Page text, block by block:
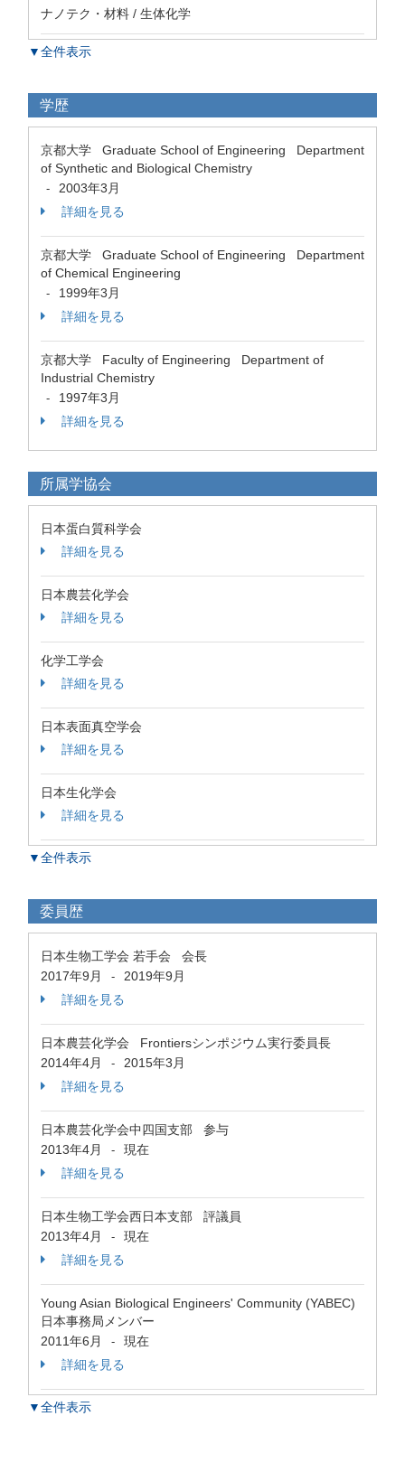
ナノテク・材料 / 生体化学
▼全件表示
学歴
京都大学 Graduate School of Engineering Department
of Synthetic and Biological Chemistry
-
2003年3月
詳細を見る
京都大学 Graduate School of Engineering Department
of Chemical Engineering
-
1999年3月
詳細を見る
京都大学 Faculty of Engineering Department of
Industrial Chemistry
-
1997年3月
詳細を見る
所属学協会
日本蛋白質科学会
詳細を見る
日本農芸化学会
詳細を見る
化学工学会
詳細を見る
日本表面真空学会
詳細を見る
日本生化学会
詳細を見る
▼全件表示
委員歴
日本生物工学会 若手会 会長
2017年9月
-
2019年9月
詳細を見る
日本農芸化学会 Frontiersシンポジウム実行委員長
2014年4月
-
2015年3月
詳細を見る
日本農芸化学会中四国支部 参与
2013年4月
-
現在
詳細を見る
日本生物工学会西日本支部 評議員
2013年4月
-
現在
詳細を見る
Young Asian Biological Engineers' Community (YABEC)
日本事務局メンバー
2011年6月
-
現在
詳細を見る
▼全件表示